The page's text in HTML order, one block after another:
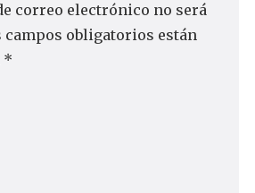
correo electrónico no será
campos obligatorios están
*